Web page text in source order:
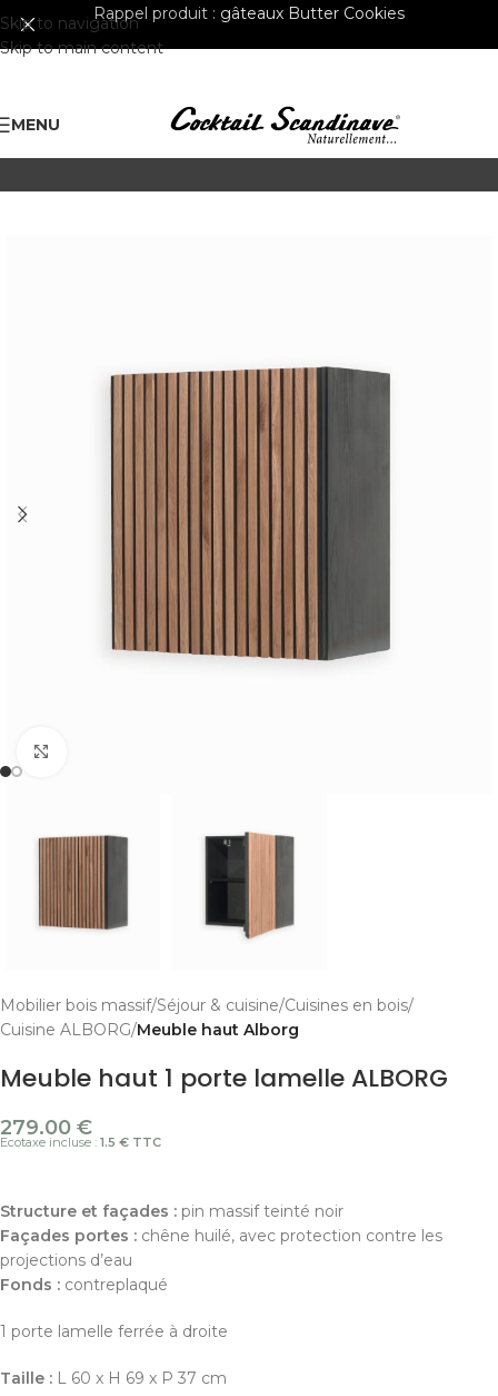
Skip to navigation
Skip to main content
Rappel produit : gâteaux Butter Cookies
MENU
Mobilier bois massif Séjour & cuisine Cuisines en bois
Cuisine ALBORG Meuble haut Alborg
Meuble haut 1 porte lamelle ALBORG
279.00 €
Ecotaxe incluse : 1.5 € TTC
Structure et façades : pin massif teinté noir
Façades portes : chêne huilé, avec protection contre les
projections d’eau
Fonds : contreplaqué
1 porte lamelle ferrée à droite
Taille : L 60 x H 69 x P 37 cm